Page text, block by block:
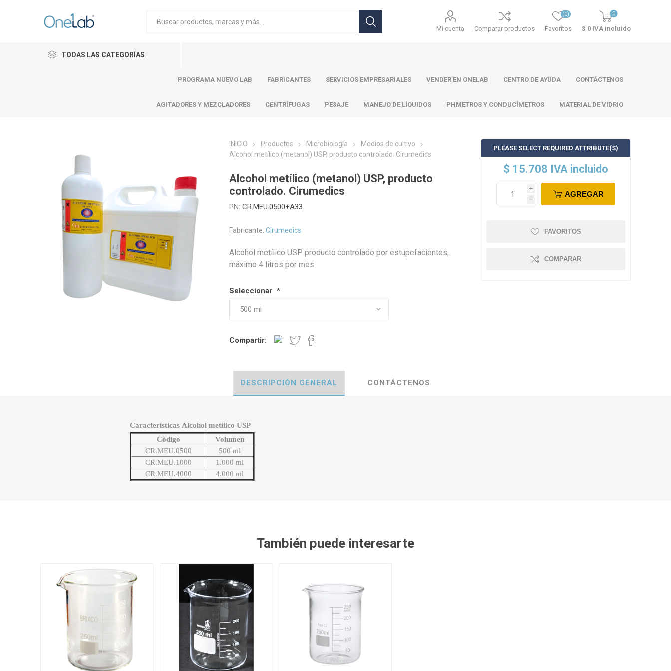
Mi cuenta Comparar productos Favoritos
(0) 0
$ 0 IVA incluido
TODAS LAS CATEGORÍAS
PROGRAMA NUEVO LAB FABRICANTES
Atago
Thermo
Scientific
SERVICIOS EMPRESARIALES VENDER EN ONELAB CENTRO DE AYUDA CONTÁCTENOS
AGITADORES Y MEZCLADORES CENTRÍFUGAS PESAJE MANEJO DE LÍQUIDOS PHMETROS Y CONDUCÍMETROS MATERIAL DE VIDRIO
INICIO Productos Microbiología
Medios de cultivo
Alcohol metílico (metanol) USP, producto controlado. Cirumedics
Alcohol metílico (metanol) USP, producto
controlado. Cirumedics
PN: CR.MEU.0500+A33
Fabricante: Cirumedics
Alcohol metílico USP producto controlado por estupefacientes,
máximo 4 litros por mes.
Seleccionar *
Compartir:
PLEASE SELECT REQUIRED ATTRIBUTE(S)
$ 15.708 IVA incluido
i
h
AGREGAR
FAVORITOS
COMPARAR
DESCRIPCIÓN GENERAL CONTÁCTENOS
Características Alcohol metílico USP
Código
Volumen
CR.MEU.0500
500 ml
CR.MEU.1000
1.000 ml
CR.MEU.4000
4.000 ml
También puede interesarte